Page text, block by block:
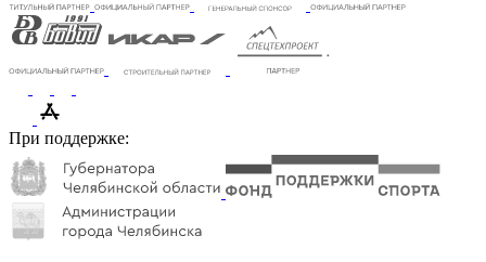
При поддержке: